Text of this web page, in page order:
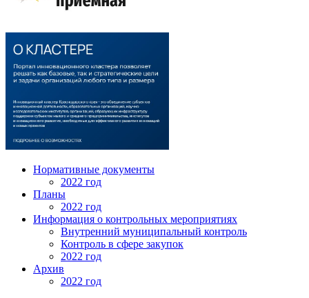
Нормативные документы
2022 год
Планы
2022 год
Информация о контрольных мероприятиях
Внутренний муниципальный контроль
Контроль в сфере закупок
2022 год
Архив
2022 год